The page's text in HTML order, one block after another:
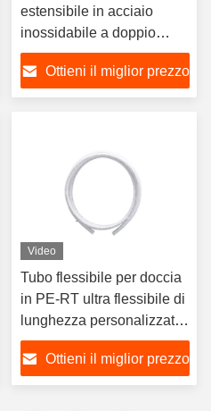
estensibile in acciaio
inossidabile a doppio
blocco per sostituzione
bagnoOttieni il miglior prezzo
Video
Tubo flessibile per doccia
in PE-RT ultra flessibile di
lunghezza personalizzata
per accessori da bagno
moderniOttieni il miglior prezzo